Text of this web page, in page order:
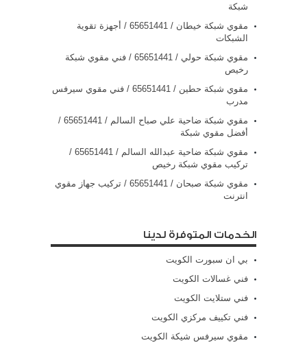
شبكة
مقوي شبكة خيطان / 65651441 / أجهزة تقوية
الشبكات
مقوي شبكة حولي / 65651441 / فني مقوي شبكة
رخيص
مقوي شبكة حطين / 65651441 / فني مقوي سيرفس
مدرب
مقوي شبكة ضاحية علي صباح السالم / 65651441 /
أفضل مقوي شبكة
مقوي شبكة ضاحية عبدالله السالم / 65651441 /
تركيب مقوي شبكة رخيص
مقوي شبكة صبحان / 65651441 / تركيب جهاز مقوي
انترنت
الخدمات المتوفرة لدينا
بي ان سبورت الكويت
فني غسالات الكويت
فني ستلايت الكويت
فني تكييف مركزي الكويت
مقوي سيرفس شيكة الكويت